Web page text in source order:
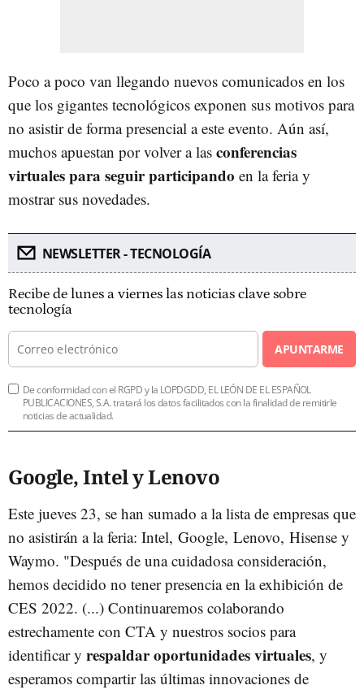
Poco a poco van llegando nuevos comunicados en los
que los gigantes tecnológicos exponen sus motivos para
no asistir de forma presencial a este evento. Aún así,
muchos apuestan por volver a las conferencias
virtuales para seguir participando en la feria y
mostrar sus novedades.
NEWSLETTER - TECNOLOGÍA
Recibe de lunes a viernes las noticias clave sobre
tecnología
APUNTARME
De conformidad con el RGPD y la LOPDGDD, EL LEÓN DE EL ESPAÑOL
PUBLICACIONES, S.A. tratará los datos facilitados con la finalidad de remitirle
noticias de actualidad.
Google, Intel y Lenovo
Este jueves 23, se han sumado a la lista de empresas que
no asistirán a la feria: Intel, Google, Lenovo, Hisense y
Waymo. "Después de una cuidadosa consideración,
hemos decidido no tener presencia en la exhibición de
CES 2022. (...) Continuaremos colaborando
estrechamente con CTA y nuestros socios para
identificar y respaldar oportunidades virtuales, y
esperamos compartir las últimas innovaciones de